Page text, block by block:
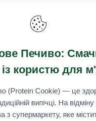
Печиво:
із користю для
(Protein Cookie) — це
випічці. На відміну
з супермаркету, яке